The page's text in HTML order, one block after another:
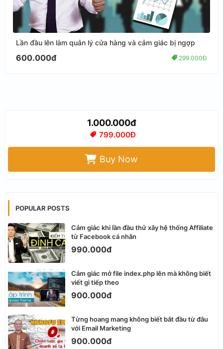
Lần đầu lên làm quản lý cửa hàng và cảm giác bị ngợp
600.000đ 299.000Đ
1.000.000đ
799.000Đ
Buy Now
POPULAR POSTS
Cảm giác khi lần đầu thử xây hệ thống Affiliate
từ Facebook cá nhân
990.000đ
Cảm giác mở file index.php lên mà không biết
viết gì tiếp theo
900.000đ
Từng hoang mang không biết bắt đầu từ đâu
với Email Marketing
900.000đ